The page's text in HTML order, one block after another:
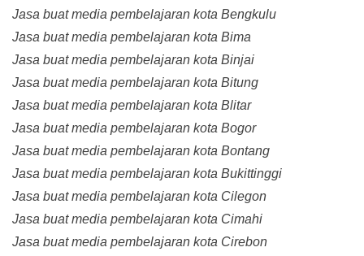
Jasa buat media pembelajaran kota Bengkulu
Jasa buat media pembelajaran kota Bima
Jasa buat media pembelajaran kota Binjai
Jasa buat media pembelajaran kota Bitung
Jasa buat media pembelajaran kota Blitar
Jasa buat media pembelajaran kota Bogor
Jasa buat media pembelajaran kota Bontang
Jasa buat media pembelajaran kota Bukittinggi
Jasa buat media pembelajaran kota Cilegon
Jasa buat media pembelajaran kota Cimahi
Jasa buat media pembelajaran kota Cirebon